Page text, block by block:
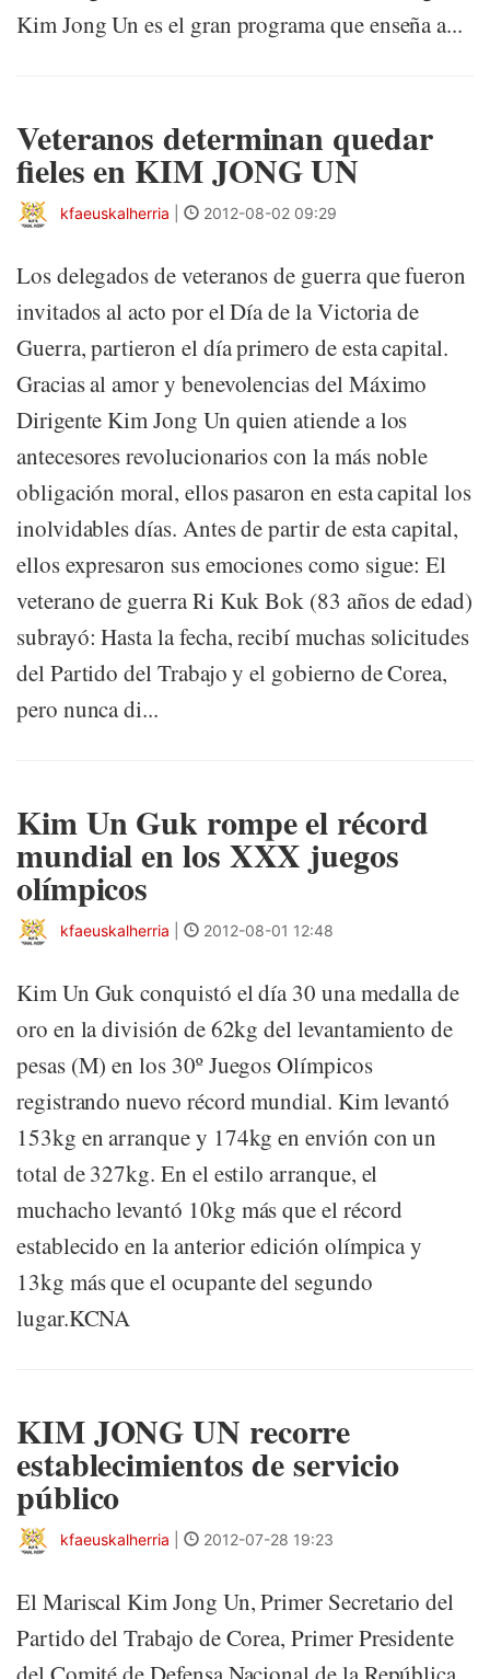
Kim Jong Un es el gran programa que enseña a...
Veteranos determinan quedar
fieles en KIM JONG UN
kfaeuskalherria 2012-08-02 09:29
Los delegados de veteranos de guerra que fueron
invitados al acto por el Día de la Victoria de
Guerra, partieron el día primero de esta capital.
Gracias al amor y benevolencias del Máximo
Dirigente Kim Jong Un quien atiende a los
antecesores revolucionarios con la más noble
obligación moral, ellos pasaron en esta capital los
inolvidables días. Antes de partir de esta capital,
ellos expresaron sus emociones como sigue: El
veterano de guerra Ri Kuk Bok (83 años de edad)
subrayó: Hasta la fecha, recibí muchas solicitudes
del Partido del Trabajo y el gobierno de Corea,
pero nunca di...
Kim Un Guk rompe el récord
mundial en los XXX juegos
olímpicos
kfaeuskalherria 2012-08-01 12:48
Kim Un Guk conquistó el día 30 una medalla de
oro en la división de 62kg del levantamiento de
pesas (M) en los 30º Juegos Olímpicos
registrando nuevo récord mundial. Kim levantó
153kg en arranque y 174kg en envión con un
total de 327kg. En el estilo arranque, el
muchacho levantó 10kg más que el récord
establecido en la anterior edición olímpica y
13kg más que el ocupante del segundo
lugar.KCNA
KIM JONG UN recorre
establecimientos de servicio
público
kfaeuskalherria 2012-07-28 19:23
El Mariscal Kim Jong Un, Primer Secretario del
Partido del Trabajo de Corea, Primer Presidente